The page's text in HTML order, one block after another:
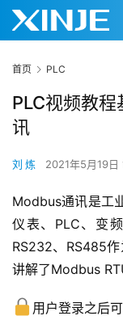
首页 PLC
PLC视频教
讯
刘 炼 2021年5月19日
Modbus通讯是工
仪表、PLC、变
RS232、RS485
讲解了Modbus
用户登录之后